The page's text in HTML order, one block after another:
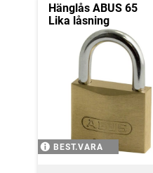
Hänglås ABUS 65
Lika låsning
BEST.VARA